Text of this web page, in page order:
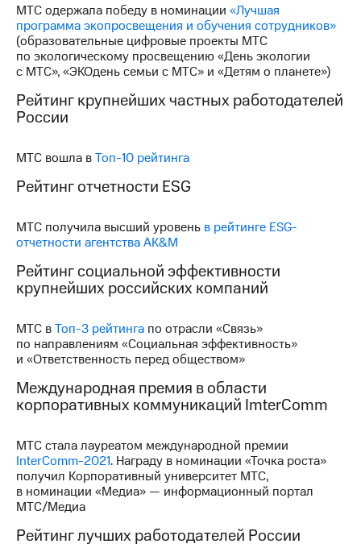
Рынок
акций
Описание
Программа
приобретения
Порядок
Дивиденды
Рынок
облигаций
Еврооблигации-2023
Уведомление
погашении
именных
Другое
Регистратор
Реквизиты
Контакты
развитие
деловая этика
МТС одержала победу в номинации «Лучшая
программа экопросвещения и обучения сотрудников»
(образовательные цифровые проекты МТС
по экологическому просвещению «День экологии
с МТС», «ЭКОдень семьи с МТС» и «Детям о планете»)
Рейтинг крупнейших частных работодателей
России
МТС вошла вТоп-10 рейтинга
Рейтинг отчетности ESG
МТС получила высший уровень в рейтинге ESG-
отчетности агентства AK&M
Рейтинг социальной эффективности
крупнейших российских компаний
МТС вТоп-3 рейтинга по отрасли «Связь»
по направлениям «Социальная эффективность»
и «Ответственность перед обществом»
Международная премия в области
корпоративных коммуникаций ImterComm
МТС стала лауреатом международной премии
InterComm-2021. Награду в номинации «Точка роста»
получил Корпоративный университет МТС,
в номинации «Медиа» — информационный портал
МТС/Медиа
Рейтинг лучших работодателей России